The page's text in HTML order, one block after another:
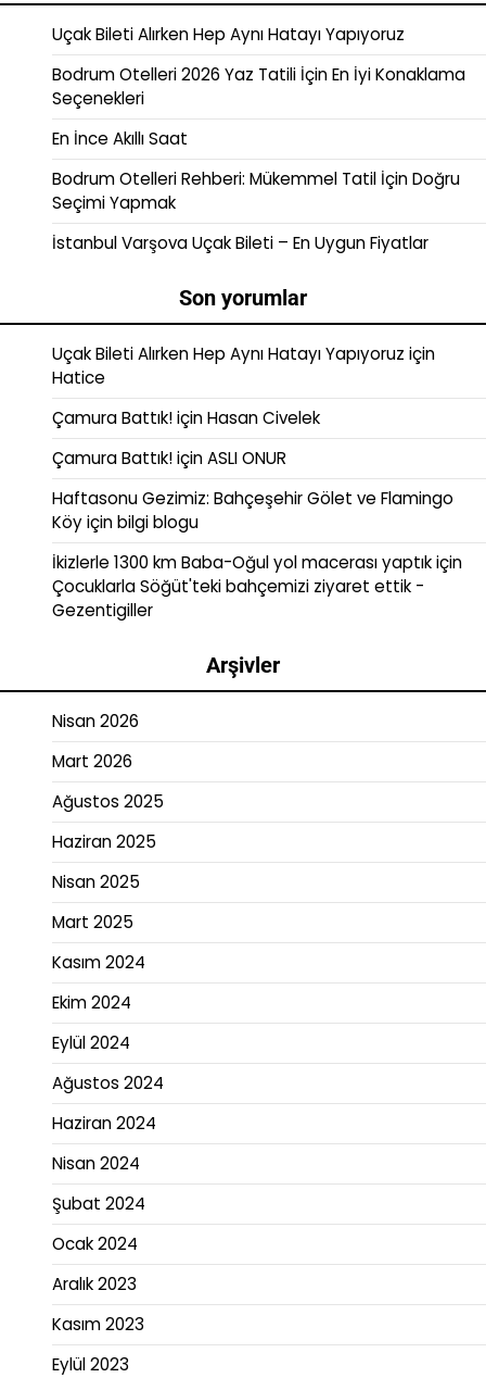
Uçak Bileti Alırken Hep Aynı Hatayı Yapıyoruz
Bodrum Otelleri 2026 Yaz Tatili İçin En İyi Konaklama
Seçenekleri
En İnce Akıllı Saat
Bodrum Otelleri Rehberi: Mükemmel Tatil İçin Doğru
Seçimi Yapmak
İstanbul Varşova Uçak Bileti – En Uygun Fiyatlar
Son yorumlar
Uçak Bileti Alırken Hep Aynı Hatayı Yapıyoruz için
Hatice
Çamura Battık!içinHasan Civelek
Çamura Battık!içinASLI ONUR
Haftasonu Gezimiz: Bahçeşehir Gölet ve Flamingo
Köyiçinbilgi blogu
İkizlerle 1300 km Baba-Oğul yol macerası yaptıkiçin
Çocuklarla Söğüt'teki bahçemizi ziyaret ettik -
Gezentigiller
Arşivler
Nisan 2026
Mart 2026
Ağustos 2025
Haziran 2025
Nisan 2025
Mart 2025
Kasım 2024
Ekim 2024
Eylül 2024
Ağustos 2024
Haziran 2024
Nisan 2024
Şubat 2024
Ocak 2024
Aralık 2023
Kasım 2023
Eylül 2023